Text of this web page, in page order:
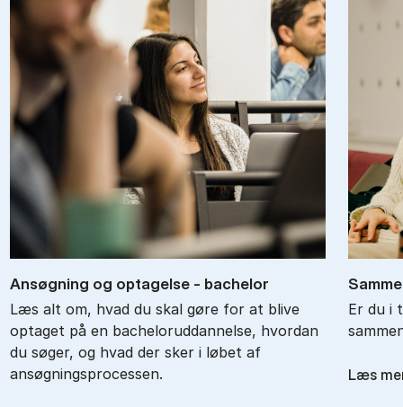
An­søg­ning og op­ta­gel­se - ba­chel­or
Læs alt om, hvad du skal gøre for at blive
optaget på en bacheloruddannelse, hvordan
du søger, og hvad der sker i løbet af
ansøgningsprocessen.
Er du i
Læs